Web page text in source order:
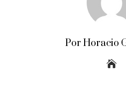
Por Horacio